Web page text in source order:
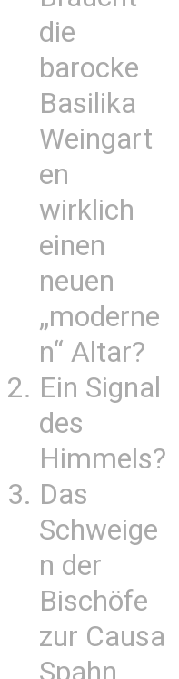
die
barocke
Basilika
Weingart
en
wirklich
einen
neuen
„moderne
n“ Altar?
Ein Signal
des
Himmels?
Das
Schweige
n der
Bischöfe
zur Causa
Spahn